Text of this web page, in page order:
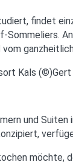
findet
und
möchte,